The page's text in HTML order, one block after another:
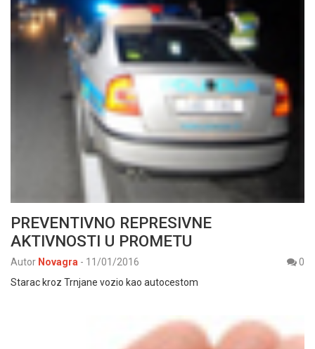
PREVENTIVNO REPRESIVNE
AKTIVNOSTI U PROMETU
Autor Novagra - 11/01/2016
0
Starac kroz Trnjane vozio kao autocestom